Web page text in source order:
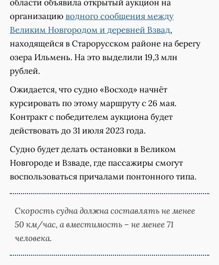
области объявила открытый аукцион на
организациюводного сообщения между
Великим Новгородом и деревней Взвад,
находящейся в Старорусском районе на берегу
озера Ильмень. На это выделили 19,3 млн
рублей.
Ожидается, что судно «Восход» начнёт
курсировать по этому маршруту с 26 мая.
Контракт с победителем аукциона будет
действовать до 31 июля 2023 года.
Судно будет делать остановки в Великом
Новгороде и Взваде, где пассажиры смогут
воспользоваться причалами понтонного типа.
Скорость судна должна составлять не менее
50 км/час, а вместимость – не менее 71
человека.